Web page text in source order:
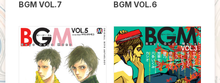
BGM VOL.7 BGM VOL.6